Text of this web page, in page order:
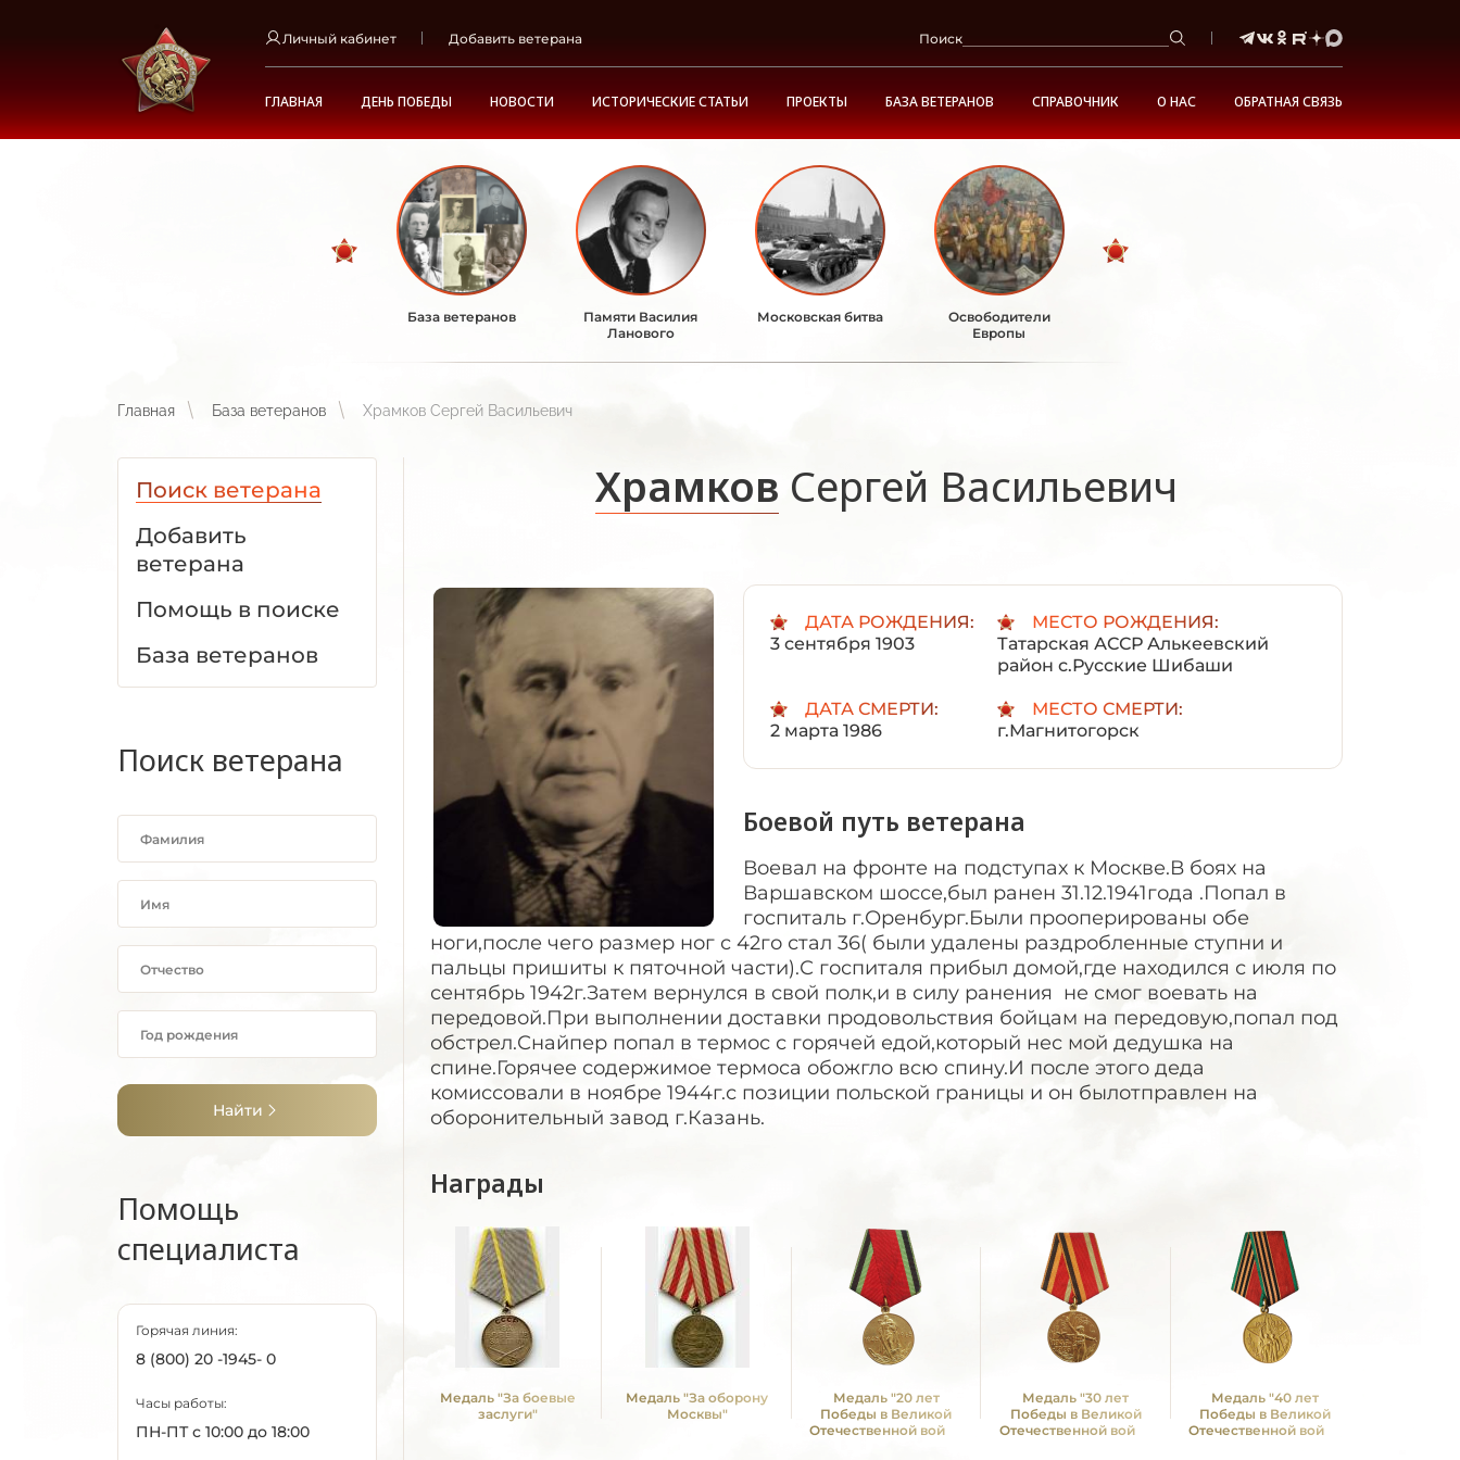
Личный кабинет Добавить ветерана Поиск
ГЛАВНАЯ ДЕНЬ ПОБЕДЫ НОВОСТИ ИСТОРИЧЕСКИЕ СТАТЬИ ПРОЕКТЫ БАЗА ВЕТЕРАНОВ СПРАВОЧНИК О НАС ОБРАТНАЯ СВЯЗЬ
База ветеранов
Памяти Василия
Ланового
Московская битва
Освободители
Европы
Главная База ветеранов Храмков Сергей Васильевич
Поиск ветерана
Добавить
ветерана
Помощь в поиске
База ветеранов
Поиск ветерана
Найти
Помощь
специалиста
Горячая линия:
8 (800) 20 -1945- 0
Часы работы:
ПН-ПТ с 10:00 до 18:00
Храмков Сергей Васильевич
ДАТА РОЖДЕНИЯ:
3 сентября 1903
МЕСТО РОЖДЕНИЯ:
Татарская АССР Алькеевский
район с.Русские Шибаши
ДАТА СМЕРТИ:
2 марта 1986
МЕСТО СМЕРТИ:
г.Магнитогорск
Боевой путь ветерана
Воевал на фронте на подступах к Москве.В боях на
Варшавском шоссе,был ранен 31.12.1941года .Попал в
госпиталь г.Оренбург.Были прооперированы обе
ноги,после чего размер ног с 42го стал 36( были удалены раздробленные ступни и
пальцы пришиты к пяточной части).С госпиталя прибыл домой,где находился с июля по
сентябрь 1942г.Затем вернулся в свой полк,и в силу ранения не смог воевать на
передовой.При выполнении доставки продовольствия бойцам на передовую,попал под
обстрел.Снайпер попал в термос с горячей едой,который нес мой дедушка на
спине.Горячее содержимое термоса обожгло всю спину.И после этого деда
комиссовали в ноябре 1944г.с позиции польской границы и он былотправлен на
оборонительный завод г.Казань.
Награды
Медаль "За боевые
заслуги"
Медаль "За оборону
Москвы"
Медаль "20 лет
Победы в Великой
Отечественной войне
Медаль "30 лет
Победы в Великой
Отечественной войне
Медаль "40 лет
Победы в Великой
Отечественной войне